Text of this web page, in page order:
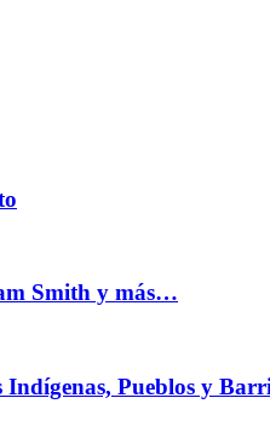
Smith y más…
Pueblos y